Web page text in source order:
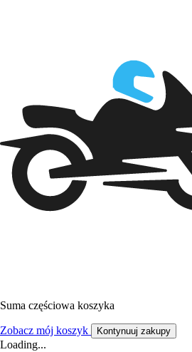
Suma częściowa koszyka
Zobacz mój koszyk Kontynuuj zakupy
Loading...